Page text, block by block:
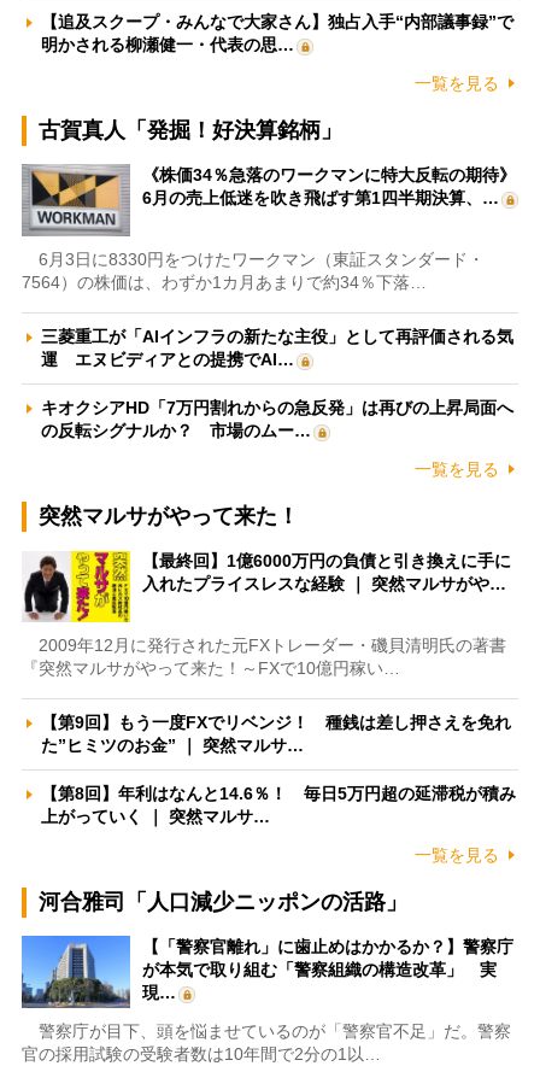
【追及スクープ・みんなで大家さん】独占入手“内部議事録”で
明かされる柳瀬健一・代表の思…
一覧を見る
古賀真人「発掘！好決算銘柄」
《株価34％急落のワークマンに特大反転の期待》
6月の売上低迷を吹き飛ばす第1四半期決算、…
6月3日に8330円をつけたワークマン（東証スタンダード・
7564）の株価は、わずか1カ月あまりで約34％下落…
三菱重工が「AIインフラの新たな主役」として再評価される気
運 エヌビディアとの提携でAI…
キオクシアHD「7万円割れからの急反発」は再びの上昇局面へ
の反転シグナルか？ 市場のムー…
一覧を見る
突然マルサがやって来た！
【最終回】1億6000万円の負債と引き換えに手に
入れたプライスレスな経験 ｜ 突然マルサがや…
2009年12月に発行された元FXトレーダー・磯貝清明氏の著書
『突然マルサがやって来た！～FXで10億円稼い…
【第9回】もう一度FXでリベンジ！ 種銭は差し押さえを免れ
た”ヒミツのお金” ｜ 突然マルサ…
【第8回】年利はなんと14.6％！ 毎日5万円超の延滞税が積み
上がっていく ｜ 突然マルサ…
一覧を見る
河合雅司「人口減少ニッポンの活路」
【「警察官離れ」に歯止めはかかるか？】警察庁
が本気で取り組む「警察組織の構造改革」 実
現…
警察庁が目下、頭を悩ませているのが「警察官不足」だ。警察
官の採用試験の受験者数は10年間で2分の1以…